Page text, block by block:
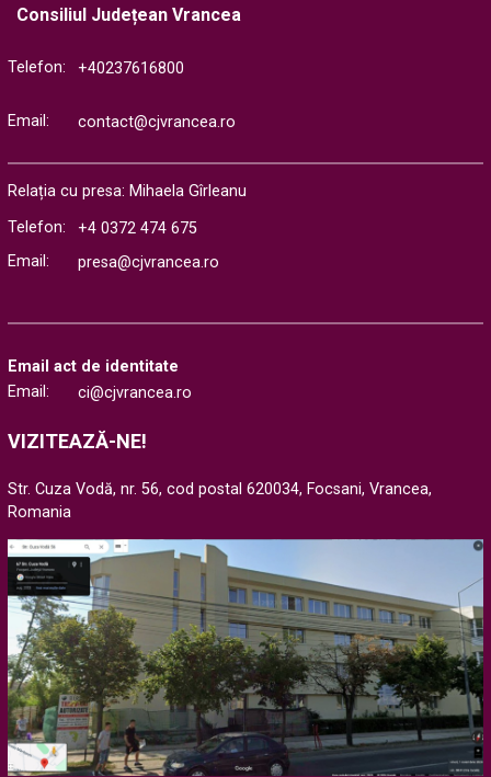
Consiliul Județean Vrancea
Telefon: +40237616800
Email: contact@cjvrancea.ro
Relația cu presa: Mihaela Gîrleanu
Telefon:
+4 0372 474 675
Email:
presa@cjvrancea.ro
Email act de identitate
Email:
ci@cjvrancea.ro
VIZITEAZĂ-NE!
Str. Cuza Vodă, nr. 56, cod postal 620034, Focsani, Vrancea,
Romania